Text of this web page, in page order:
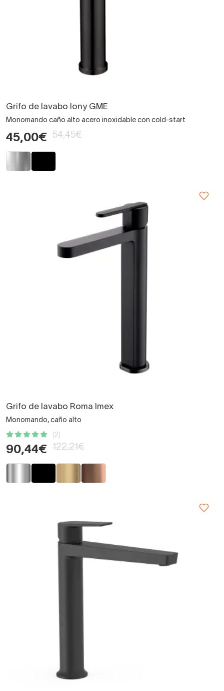
Grifo de lavabo Iony GME
Monomando caño alto acero inoxidable con cold-start
45,00€ 54,45€
Grifo de lavabo Roma Imex
Monomando, caño alto
(2)
90,44€ 122,21€